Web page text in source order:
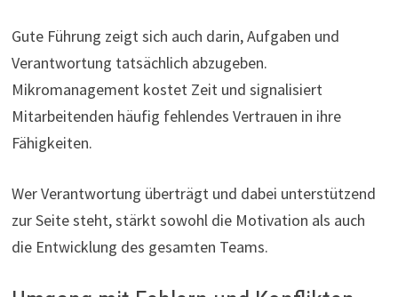
Gute Führung zeigt sich auch darin, Aufgaben und
Verantwortung tatsächlich abzugeben.
Mikromanagement kostet Zeit und signalisiert
Mitarbeitenden häufig fehlendes Vertrauen in ihre
Fähigkeiten.
Wer Verantwortung überträgt und dabei unterstützend
zur Seite steht, stärkt sowohl die Motivation als auch
die Entwicklung des gesamten Teams.